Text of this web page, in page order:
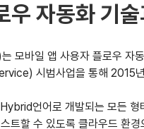
우 자동화 기
모바일 앱 사용자 플로우 자
시범사업을 통해 2015년
언어로 개발되는 모든
트할 수 있도록 클라우드 환